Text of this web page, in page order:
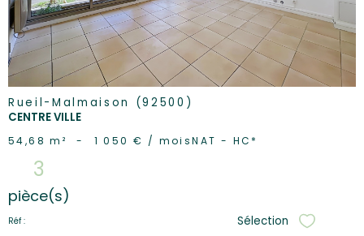
Rueil-Malmaison (92500)
CENTRE VILLE
54,68 m² - 1 050 € / moisNAT - HC*
3
pièce(s)
Réf : Sélection